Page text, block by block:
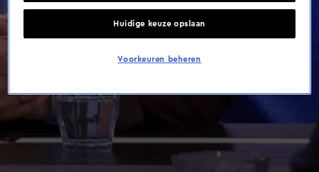
Huidige keuze opslaan
Voorkeuren beheren